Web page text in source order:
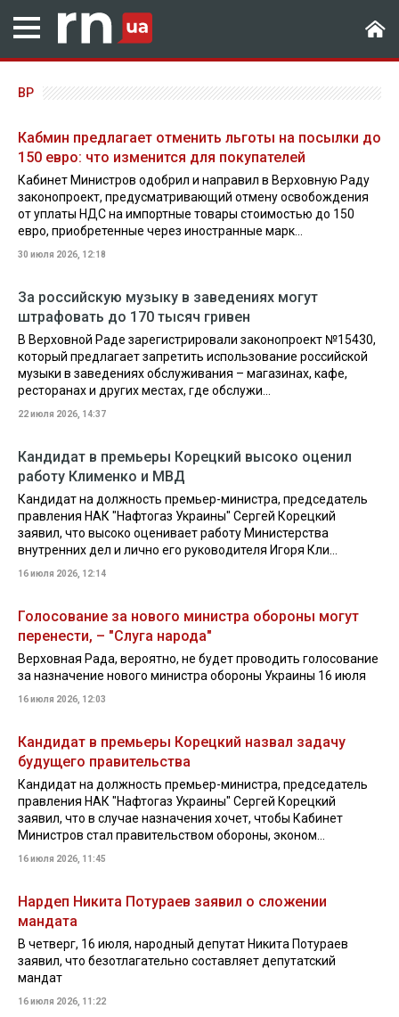
ВР
Кабмин предлагает отменить льготы на посылки до
150 евро: что изменится для покупателей
Кабинет Министров одобрил и направил в Верховную Раду
законопроект, предусматривающий отмену освобождения
от уплаты НДС на импортные товары стоимостью до 150
евро, приобретенные через иностранные марк...
30 июля 2026, 12:18
За российскую музыку в заведениях могут
штрафовать до 170 тысяч гривен
В Верховной Раде зарегистрировали законопроект №15430,
который предлагает запретить использование российской
музыки в заведениях обслуживания – магазинах, кафе,
ресторанах и других местах, где обслужи...
22 июля 2026, 14:37
Кандидат в премьеры Корецкий высоко оценил
работу Клименко и МВД
Кандидат на должность премьер-министра, председатель
правления НАК "Нафтогаз Украины" Сергей Корецкий
заявил, что высоко оценивает работу Министерства
внутренних дел и лично его руководителя Игоря Кли...
16 июля 2026, 12:14
Голосование за нового министра обороны могут
перенести, – "Слуга народа"
Верховная Рада, вероятно, не будет проводить голосование
за назначение нового министра обороны Украины 16 июля
16 июля 2026, 12:03
Кандидат в премьеры Корецкий назвал задачу
будущего правительства
Кандидат на должность премьер-министра, председатель
правления НАК "Нафтогаз Украины" Сергей Корецкий
заявил, что в случае назначения хочет, чтобы Кабинет
Министров стал правительством обороны, эконом...
16 июля 2026, 11:45
Нардеп Никита Потураев заявил о сложении
мандата
В четверг, 16 июля, народный депутат Никита Потураев
заявил, что безотлагательно составляет депутатский
мандат
16 июля 2026, 11:22